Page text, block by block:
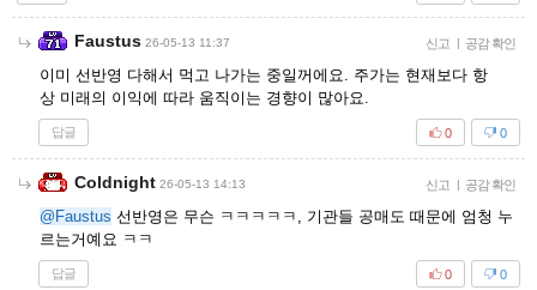
Faustus 26-05-13 11:37 신고 | 공감 확인
이미 선반영 다해서 먹고 나가는 중일꺼에요. 주가는 현재보다 항
상 미래의 이익에 따라 움직이는 경향이 많아요.
답글 0
0
Coldnight 26-05-13 14:13 신고 | 공감 확인
@Faustus 선반영은 무슨 ㅋㅋㅋㅋㅋ, 기관들 공매도 때문에 엄청 누
르는거예요 ㅋㅋ
답글 0
0